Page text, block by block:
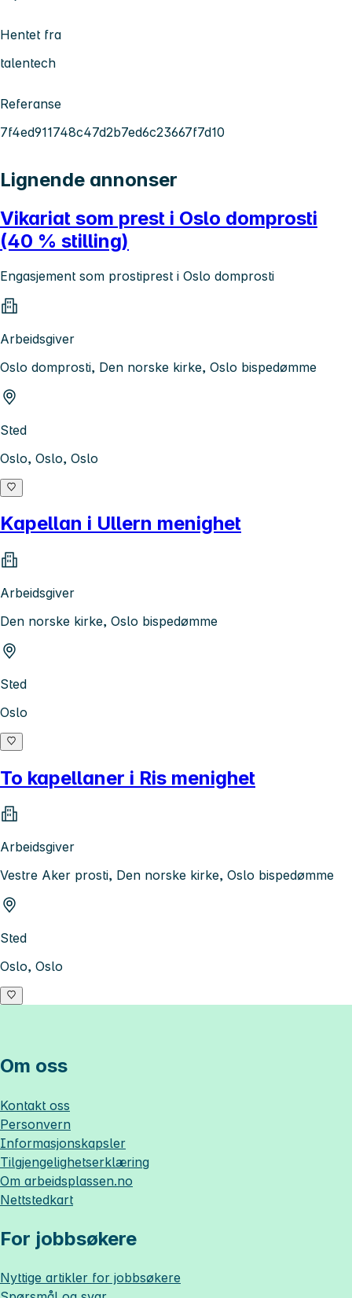
Hentet fra
talentech
Referanse
7f4ed911748c47d2b7ed6c23667f7d10
Lignende annonser
Vikariat som prest i Oslo domprosti
(40 % stilling)
Engasjement som prostiprest i Oslo domprosti
Arbeidsgiver
Oslo domprosti, Den norske kirke, Oslo bispedømme
Sted
Oslo, Oslo, Oslo
Kapellan i Ullern menighet
Arbeidsgiver
Den norske kirke, Oslo bispedømme
Sted
Oslo
To kapellaner i Ris menighet
Arbeidsgiver
Vestre Aker prosti, Den norske kirke, Oslo bispedømme
Sted
Oslo, Oslo
Om oss
Kontakt oss
Personvern
Informasjonskapsler
Tilgjengelighetserklæring
Om arbeidsplassen.no
Nettstedkart
For jobbsøkere
Nyttige artikler for jobbsøkere